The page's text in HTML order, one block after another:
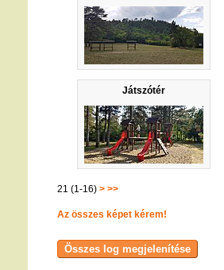
Játszótér
21 (1-16) > >>
Az összes képet kérem!